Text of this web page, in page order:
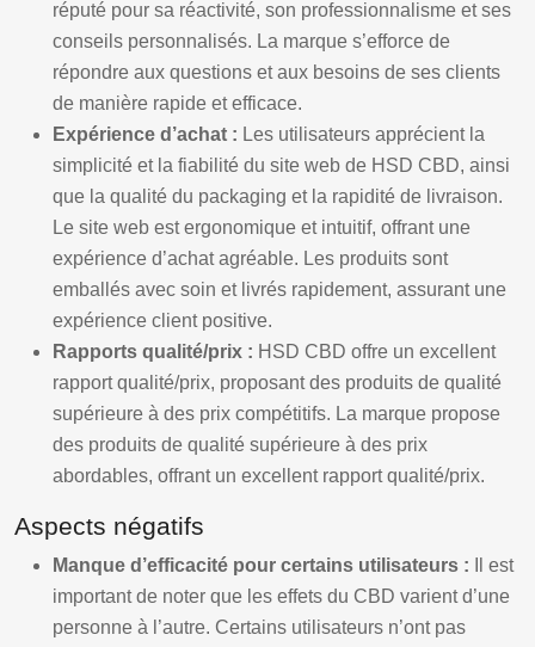
réputé pour sa réactivité, son professionnalisme et ses
conseils personnalisés. La marque s’efforce de
répondre aux questions et aux besoins de ses clients
de manière rapide et efficace.
Expérience d’achat : Les utilisateurs apprécient la
simplicité et la fiabilité du site web de HSD CBD, ainsi
que la qualité du packaging et la rapidité de livraison.
Le site web est ergonomique et intuitif, offrant une
expérience d’achat agréable. Les produits sont
emballés avec soin et livrés rapidement, assurant une
expérience client positive.
Rapports qualité/prix : HSD CBD offre un excellent
rapport qualité/prix, proposant des produits de qualité
supérieure à des prix compétitifs. La marque propose
des produits de qualité supérieure à des prix
abordables, offrant un excellent rapport qualité/prix.
Aspects négatifs
Manque d’efficacité pour certains utilisateurs :
Il est
important de noter que les effets du CBD varient d’une
personne à l’autre. Certains utilisateurs n’ont pas